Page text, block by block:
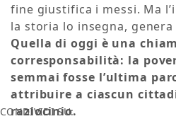
fine giustifica i messi. Ma
la storia lo insegna,
Quella di oggi è una
corresponsabilità: la
semmai fosse l’ultima
attribuire a ciascun
raziocinio.
CONDIVIDI SU: